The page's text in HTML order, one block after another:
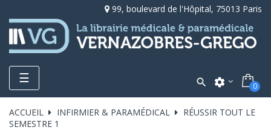
99, boulevard de l'Hôpital, 75013 Paris
Toggle
navigation
☰  settings 0
ACCUEIL INFIRMIER & PARAMÉDICAL
RÉUSSIR TOUT LE
SEMESTRE 1